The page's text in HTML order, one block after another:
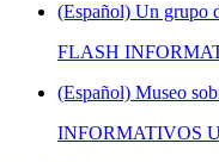
(Español) Un grupo
FLASH
(Español) Museo
INFORMATIVOS